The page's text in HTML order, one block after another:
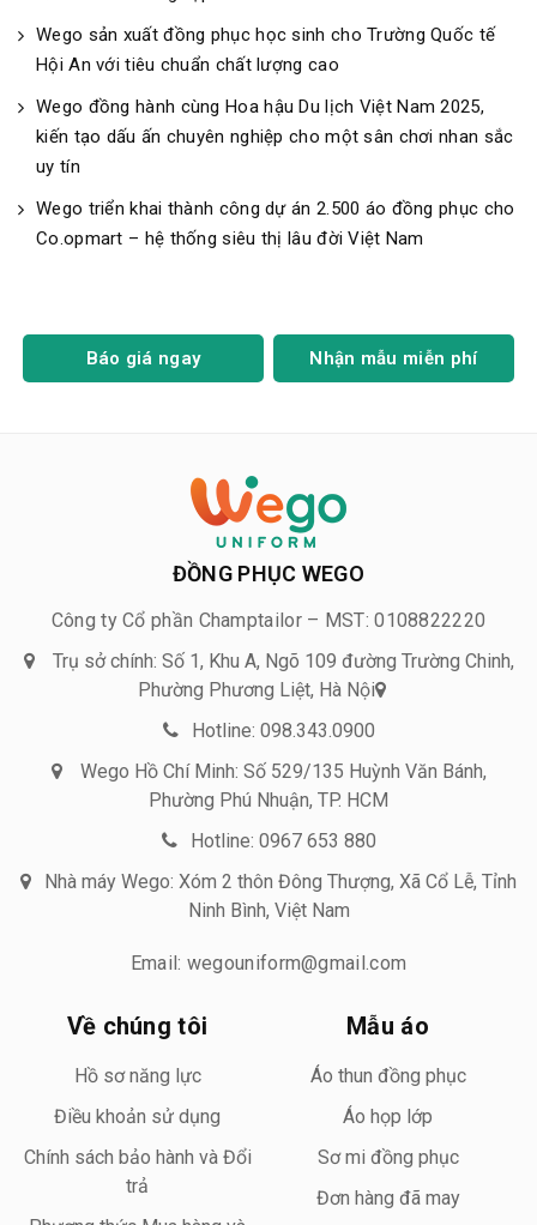
Wego sản xuất đồng phục học sinh cho Trường Quốc tế
Hội An với tiêu chuẩn chất lượng cao
Wego đồng hành cùng Hoa hậu Du lịch Việt Nam 2025,
kiến tạo dấu ấn chuyên nghiệp cho một sân chơi nhan sắc
uy tín
Wego triển khai thành công dự án 2.500 áo đồng phục cho
Co.opmart – hệ thống siêu thị lâu đời Việt Nam
Báo giá ngay Nhận mẫu miễn phí
ĐỒNG PHỤC WEGO
Công ty Cổ phần Champtailor – MST: 0108822220
Trụ sở chính: Số 1, Khu A, Ngõ 109 đường Trường Chinh,
Phường Phương Liệt, Hà Nội
Hotline: 098.343.0900
Wego Hồ Chí Minh: Số 529/135 Huỳnh Văn Bánh,
Phường Phú Nhuận, TP. HCM
Hotline: 0967 653 880
Nhà máy Wego: Xóm 2 thôn Đông Thượng, Xã Cổ Lễ, Tỉnh
Ninh Bình, Việt Nam
Email: wegouniform@gmail.com
Về chúng tôi
Hồ sơ năng lực
Điều khoản sử dụng
Chính sách bảo hành và Đổi
trả
Mẫu áo
Áo thun đồng phục
Áo họp lớp
Sơ mi đồng phục
Đơn hàng đã may